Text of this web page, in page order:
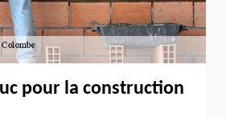
pour la construction